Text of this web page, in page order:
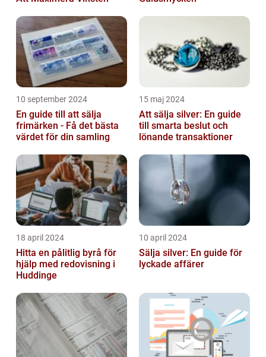
10 september 2024
En guide till att sälja
frimärken - Få det bästa
värdet för din samling
15 maj 2024
Att sälja silver: En guide
till smarta beslut och
lönande transaktioner
18 april 2024
Hitta en pålitlig byrå för
hjälp med redovisning i
Huddinge
10 april 2024
Sälja silver: En guide för
lyckade affärer